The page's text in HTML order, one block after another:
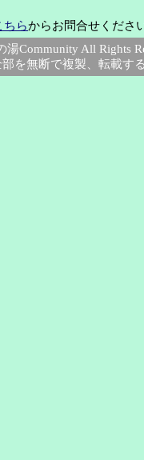
ちらからお問合せくださ
Community All Rights
を無断で複製、転載す